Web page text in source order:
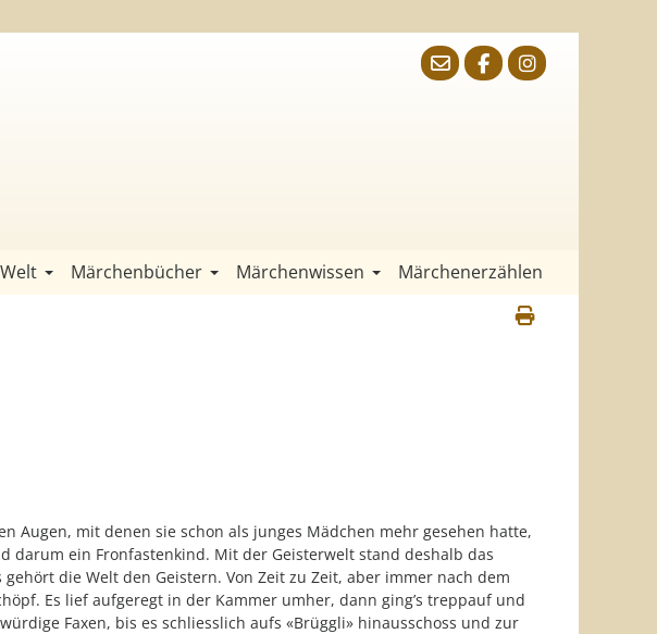
Märchenbücher Märchenwissen Märchenerzählen
Augen, mit denen sie schon als junges Mädchen mehr gesehen hatte,
ein Fronfastenkind. Mit der Geisterwelt stand deshalb das
die Welt den Geistern. Von Zeit zu Zeit, aber immer nach dem
Es lief aufgeregt in der Kammer umher, dann ging’s treppauf und
Faxen, bis es schliesslich aufs «Brüggli» hinausschoss und zur